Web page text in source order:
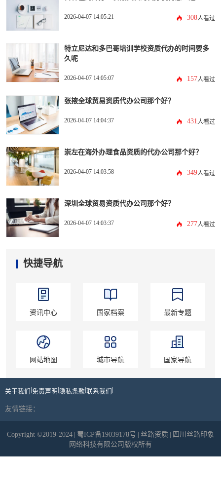
2026-04-07 14:05:21 308人看过
特立尼达和多巴哥培训学校资质代办的时间要多
久呢
2026-04-07 14:05:07 157人看过
张掖全球贸易资质代办公司那个好？
2026-04-07 14:04:37 431人看过
崇左在海外办理食品资质的代办公司那个好？
2026-04-07 14:03:58 349人看过
深圳全球贸易资质代办公司那个好？
2026-04-07 14:03:37 277人看过
快捷导航
资讯中心 国家档案 最新专题
网站地图 城市导航 国家导航
关于我们 免责声明 隐私条款 联系我们
友情链接：
Copyright ©2019-2024 蜀ICP备19039178号 丝路资质
四川丝路印象
网络科技有限公司版权所有